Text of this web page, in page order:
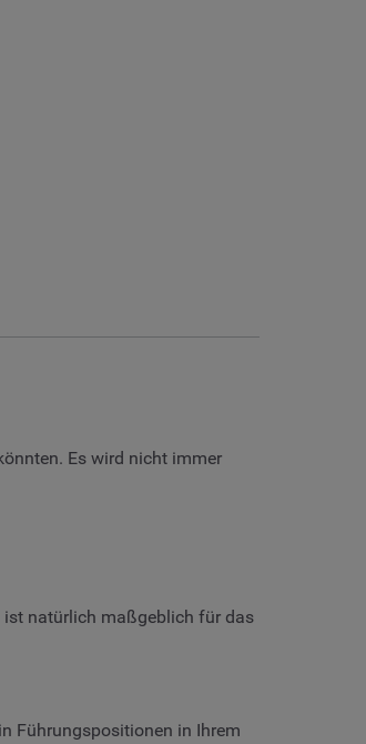
Es wird nicht immer
ist natürlich maßgeblich für das
Führungspositionen in Ihrem